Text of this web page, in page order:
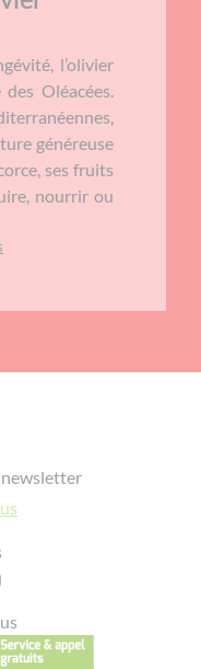
l’olivier
Oléacées.
généreuse
ses fruits
nourrir ou